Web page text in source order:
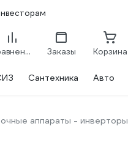
Сравнение Заказы Корзина
Сантехника Авто
аппараты - инверторы